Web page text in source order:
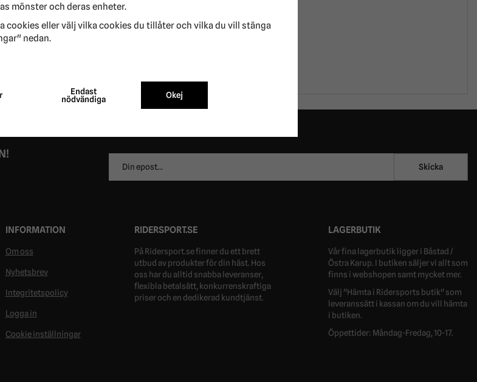
Tuggben
Förebygger tandsten
Längre tuggtid
postadress
Skicka
INFORMATION
Om oss
Nyhetsbrev
Integritetspolicy
Logga in
Cookie inställningar
RIDERSPORT.SE
På Ridersport.se finner du ett brett
utbud av produkter för din häst. Hos
oss har du alltid snabba leveranser,
flexibla betalsätt, konkurrenskraftiga
priser och en dedikerad kundtjänst.
LAGERBUTIK
Vår fina lagerbutik ligger i Båstad /
Östra Karup. I butiken säljer vi allt som
finns i webshopen samt mycket mer.
Välj "Hämta i Ridersports butik" som
leveranssätt i kassan om du vill hämta
i butiken.
Öppettider: Måndag-Fredag, 10-17.
mönster och deras enheter.
cookies eller välj vilka cookies du tillåter och vilka du vill stänga
nedan.
Endast
nödvändiga
Okej